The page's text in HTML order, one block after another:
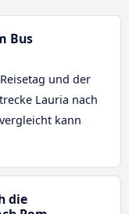
Bus
und der
Lauria nach
kann
die